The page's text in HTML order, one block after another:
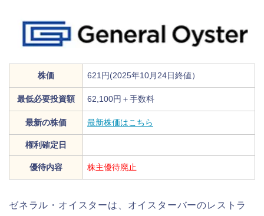
株価 621円(2025年10月24日終値）
最低必要投資額 62,100円＋手数料
最新の株価 最新株価はこちら
権利確定日
優待内容 株主優待廃止
ゼネラル・オイスターは、オイスターバーのレストラ